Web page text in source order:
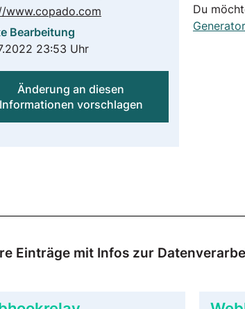
www.copado.com
Bearbeitung
23:53 Uhr
Änderung an diesen
Informationen vorschlagen
Du
Generator
Einträge mit Infos zur